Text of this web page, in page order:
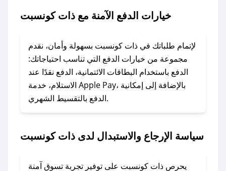
لا تقلق! يمكنك التواصل مع فريق دعم صحصح عبر
الرسائل الخاصة على تويتر أو البريد الإلكتروني،
وسنقوم بحل المشكلة في أسرع وقت ممكن.
### ماذا أفعل إذا لم أجد كود خصم لمتجري
المفضل؟
مراسلتنا مباشرة وسنعمل على توفير الكوبونات في
خيارات الدفع الآمنة مع ذات كونسبت
لإتمام طلباتك في ذات كونسبت بسهولة وأمان، نقدم
مجموعة من خيارات الدفع التي تناسب احتياجاتك:
الدفع باستخدام البطاقات الائتمانية، الدفع نقدًا عند
الاستلام، خدمة Apple Pay، بالإضافة إلى إمكانية
الدفع بالتقسيط الشهري.
سياسة الإرجاع والاستبدال لدى ذات كونسبت
يحرص ذات كونسبت على توفير تجربة تسوق آمنة